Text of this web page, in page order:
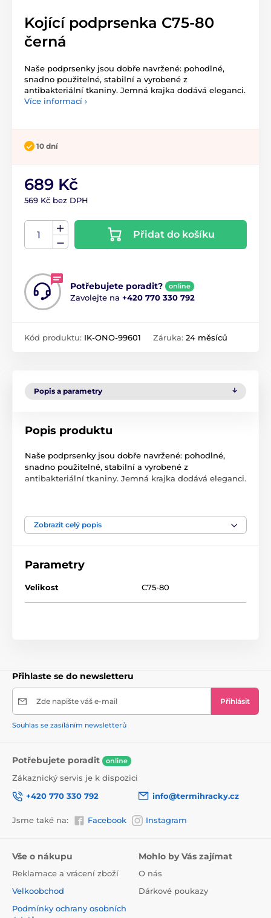
Kojící podprsenka C75-80
černá
Naše podprsenky jsou dobře navržené: pohodlné,
snadno použitelné, stabilní a vyrobené z
antibakteriální tkaniny. Jemná krajka dodává eleganci.
Více informací ›
10 dní
689 Kč
569 Kč bez DPH
Přidat do košíku
Potřebujete poradit? online
Zavolejte na +420 770 330 792
Kód produktu: IK-ONO-99601 Záruka: 24 měsíců
Popis a parametry
Popis produktu
Naše podprsenky jsou dobře navržené: pohodlné,
snadno použitelné, stabilní a vyrobené z
antibakteriální tkaniny. Jemná krajka dodává eleganci.
hypoalergenní
perfektně sedí před i po krmení
odnímatelné košíčky
Materiál: Polyamid 90%, Elastan 10%
Zobrazit celý popis
Parametry
Velikost C75-80
Přihlaste se do newsletteru
Zde napište váš e-mail Přihlásit
Souhlas se zasíláním newsletterů
Potřebujete poradit online
Zákaznický servis je k dispozici
+420 770 330 792
info@termihracky.cz
Jsme také na: Facebook Instagram
Vše o nákupu
Reklamace a vrácení zboží
Velkoobchod
Podmínky ochrany osobních
Mohlo by Vás zajímat
O nás
Dárkové poukazy